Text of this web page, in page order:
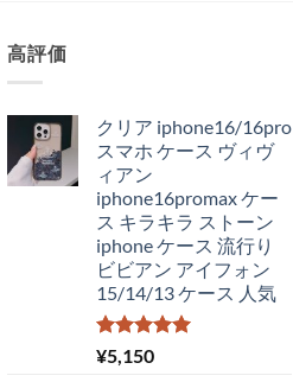
高評価
クリア iphone16/16pro
スマホ ケース ヴィヴ
ィアン
iphone16promax ケー
ス キラキラ ストーン
iphone ケース 流行り
ビビアン アイフォン
15/14/13 ケース 人気
5段階中
5.00
¥5,150